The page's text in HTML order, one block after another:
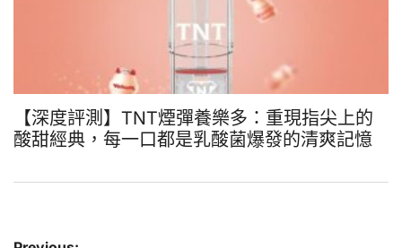
【深度評測】TNT煙彈養樂多：重現指尖上的
酸甜經典，每一口都是乳酸菌爆發的清爽記憶